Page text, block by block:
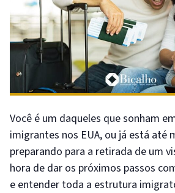
Você é um daqueles que sonham
imigrantes nos EUA, ou já está até
preparando para a retirada de um
hora de dar os próximos passos
e entender toda a estrutura